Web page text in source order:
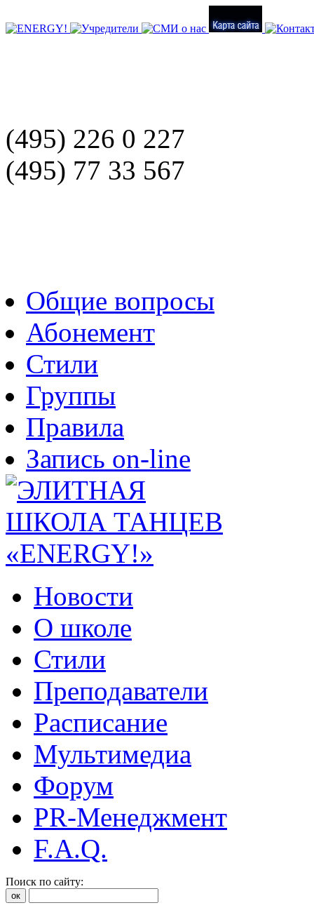
(495) 226 0 227
(495) 77 33 567
Общие вопросы
Абонемент
Стили
Группы
Правила
Запись on-line
Новости
О школе
Стили
Преподаватели
Расписание
Мультимедиа
Форум
PR-Менеджмент
F.A.Q.
Поиск по сайту: